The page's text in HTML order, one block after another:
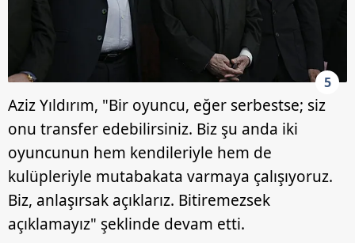
5
Aziz Yıldırım, "Bir oyuncu, eğer serbestse; siz
onu transfer edebilirsiniz. Biz şu anda iki
oyuncunun hem kendileriyle hem de
kulüpleriyle mutabakata varmaya çalışıyoruz.
Biz, anlaşırsak açıklarız. Bitiremezsek
açıklamayız" şeklinde devam etti.